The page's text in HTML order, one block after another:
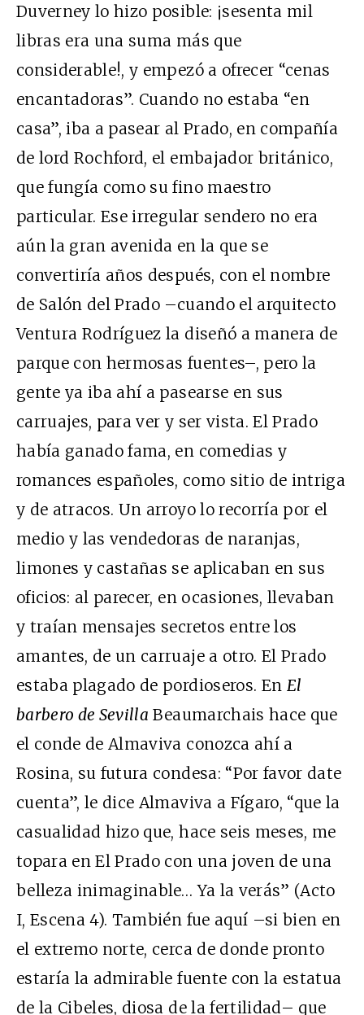
Duverney lo hizo posible: ¡sesenta mil
libras era una suma más que
considerable!, y empezó a ofrecer “cenas
encantadoras”. Cuando no estaba “en
casa”, iba a pasear al Prado, en compañía
de lord Rochford, el embajador británico,
que fungía como su fino maestro
particular. Ese irregular sendero no era
aún la gran avenida en la que se
convertiría años después, con el nombre
de Salón del Prado –cuando el arquitecto
Ventura Rodríguez la diseñó a manera de
parque con hermosas fuentes–, pero la
gente ya iba ahí a pasearse en sus
carruajes, para ver y ser vista. El Prado
había ganado fama, en comedias y
romances españoles, como sitio de intriga
y de atracos. Un arroyo lo recorría por el
medio y las vendedoras de naranjas,
limones y castañas se aplicaban en sus
oficios: al parecer, en ocasiones, llevaban
y traían mensajes secretos entre los
amantes, de un carruaje a otro. El Prado
estaba plagado de pordioseros. En El
barbero de Sevilla Beaumarchais hace que
el conde de Almaviva conozca ahí a
Rosina, su futura condesa: “Por favor date
cuenta”, le dice Almaviva a Fígaro, “que la
casualidad hizo que, hace seis meses, me
topara en El Prado con una joven de una
belleza inimaginable… Ya la verás” (Acto
I, Escena 4). También fue aquí –si bien en
el extremo norte, cerca de donde pronto
estaría la admirable fuente con la estatua
de la Cibeles, diosa de la fertilidad– que